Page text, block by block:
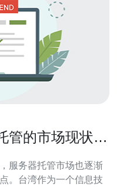
管的市场现状与
服务器托管市场也逐渐
。台湾作为一个信息技